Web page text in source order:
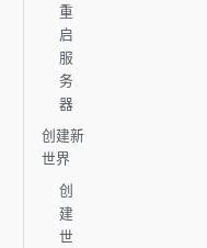
重
启
服
务
器
创建新
世界
创
建
世